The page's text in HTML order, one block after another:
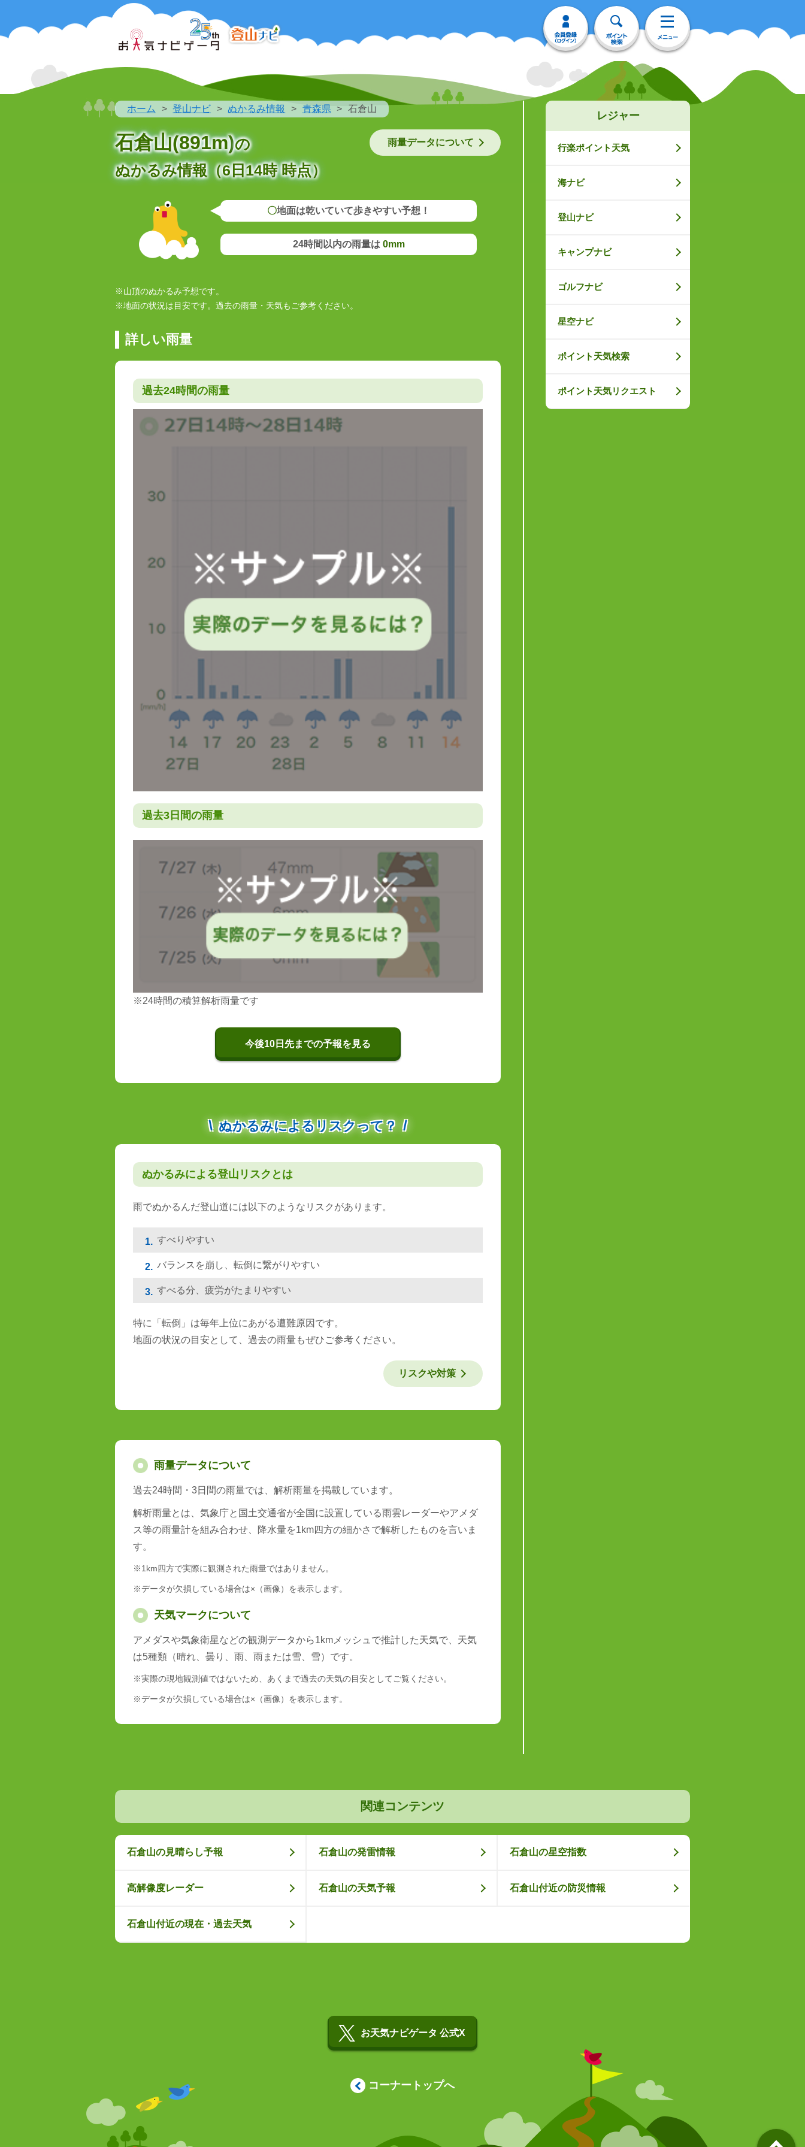
ホーム 登山ナビ ぬかるみ情報 青森県 石倉山
石倉山(891m)の
ぬかるみ情報（6日14時 時点）
雨量データについて
〇地面は乾いていて歩きやすい予想！
24時間以内の雨量は 0mm
※山頂のぬかるみ予想です。
※地面の状況は目安です。過去の雨量・天気もご参考ください。
詳しい雨量
過去24時間の雨量
過去3日間の雨量
※24時間の積算解析雨量です
今後10日先までの予報を見る
ぬかるみによるリスクって？
ぬかるみによる登山リスクとは
雨でぬかるんだ登山道には以下のようなリスクがあります。
1. すべりやすい
2. バランスを崩し、転倒に繋がりやすい
3. すべる分、疲労がたまりやすい
特に「転倒」は毎年上位にあがる遭難原因です。
地面の状況の目安として、過去の雨量もぜひご参考ください。
リスクや対策
雨量データについて
過去24時間・3日間の雨量では、解析雨量を掲載しています。
解析雨量とは、気象庁と国土交通省が全国に設置している雨雲レーダーやアメダ
ス等の雨量計を組み合わせ、降水量を1km四方の細かさで解析したものを言いま
す。
※1km四方で実際に観測された雨量ではありません。
※データが欠損している場合は×（画像）を表示します。
天気マークについて
アメダスや気象衛星などの観測データから1kmメッシュで推計した天気で、天気
は5種類（晴れ、曇り、雨、雨または雪、雪）です。
※実際の現地観測値ではないため、あくまで過去の天気の目安としてご覧ください。
※データが欠損している場合は×（画像）を表示します。
レジャー
行楽ポイント天気
海ナビ
登山ナビ
キャンプナビ
ゴルフナビ
星空ナビ
ポイント天気検索
ポイント天気リクエスト
関連コンテンツ
石倉山の見晴らし予報 石倉山の発雷情報 石倉山の星空指数
高解像度レーダー 石倉山の天気予報 石倉山付近の防災情報
石倉山付近の現在・過去天気
お天気ナビゲータ 公式X
コーナートップへ